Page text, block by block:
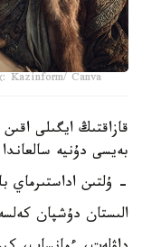
Kazinform/ Canva
قازاقتىڭ ايگىلى
بەيسى دۇنيە
- ۇلتىن اداستىرماي
الىستان دۇشپان